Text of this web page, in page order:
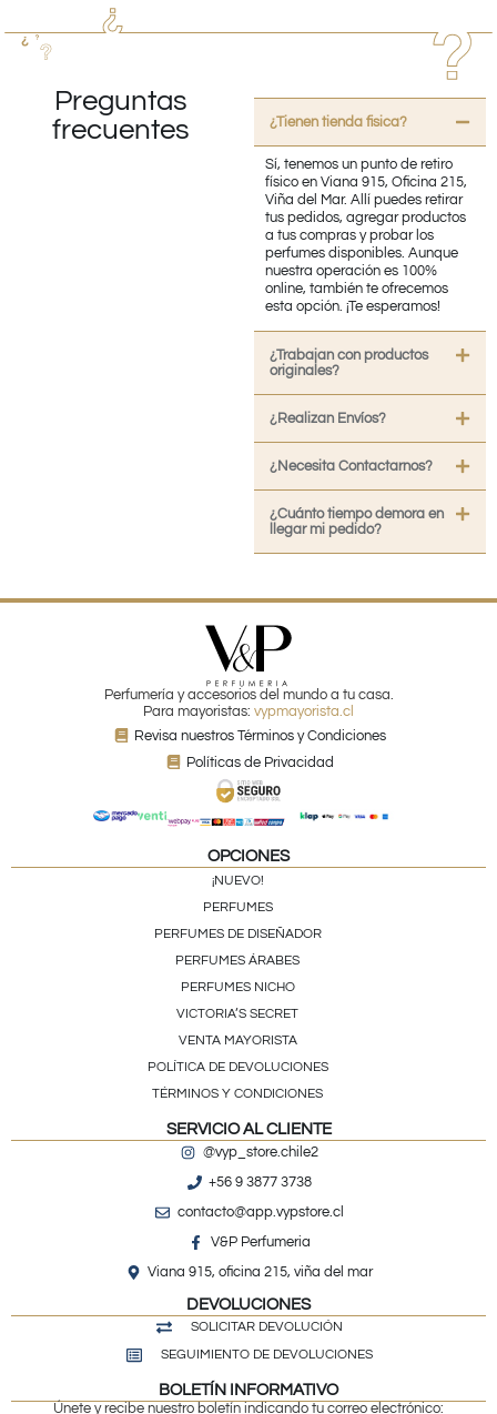
Preguntas
frecuentes
¿Tienen tienda fisica?
Sí, tenemos un punto de retiro
físico en Viana 915, Oficina 215,
Viña del Mar. Allí puedes retirar
tus pedidos, agregar productos
a tus compras y probar los
perfumes disponibles. Aunque
nuestra operación es 100%
online, también te ofrecemos
esta opción. ¡Te esperamos!
¿Trabajan con productos
originales?
¿Realizan Envíos?
¿Necesita Contactarnos?
¿Cuánto tiempo demora en
llegar mi pedido?
Perfumería y accesorios del mundo a tu casa.
Para mayoristas: vypmayorista.cl
Revisa nuestros Términos y Condiciones
Políticas de Privacidad
OPCIONES
¡NUEVO!
PERFUMES
PERFUMES DE DISEÑADOR
PERFUMES ÁRABES
PERFUMES NICHO
VICTORIA’S SECRET
VENTA MAYORISTA
POLÍTICA DE DEVOLUCIONES
TÉRMINOS Y CONDICIONES
SERVICIO AL CLIENTE
@vyp_store.chile2
+56 9 3877 3738
contacto@app.vypstore.cl
V&P Perfumeria
Viana 915, oficina 215, viña del mar
DEVOLUCIONES
SOLICITAR DEVOLUCIÓN
SEGUIMIENTO DE DEVOLUCIONES
BOLETÍN INFORMATIVO
Únete y recibe nuestro boletín indicando tu correo electrónico: